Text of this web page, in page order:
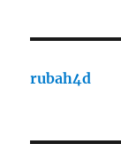
rubah4d